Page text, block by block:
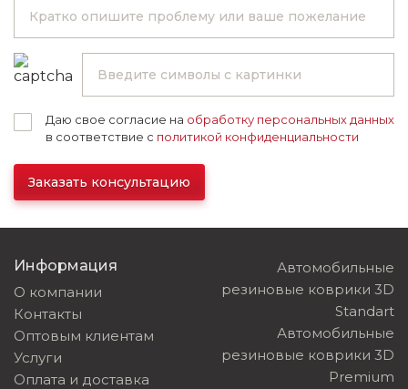
Даю свое согласие на обработку персональных данных
в соответствие с политикой конфиденциальности
Заказать консультацию
Информация
О компании
Контакты
Оптовым клиентам
Услуги
Оплата и доставка
Автомобильные
резиновые коврики 3D
Standart
Автомобильные
резиновые коврики 3D
Premium